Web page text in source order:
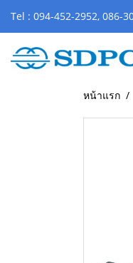
Tel : 094-452-2952, 086-
หน้าแรก